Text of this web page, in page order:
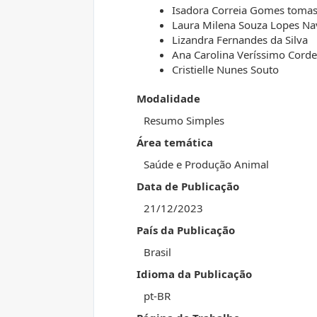
Isadora Correia Gomes
Laura Milena Souza Lopes
Lizandra Fernandes da Silva
Ana Carolina Veríssimo
Cristielle Nunes Souto
Modalidade
Resumo Simples
Área temática
Saúde e Produção Animal
Data de Publicação
21/12/2023
País da Publicação
Brasil
Idioma da Publicação
pt-BR